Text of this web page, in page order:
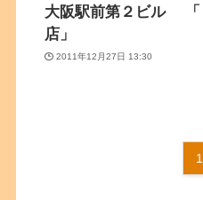
大阪駅前第２ビル
店」
2011年12月27日 13:30
1